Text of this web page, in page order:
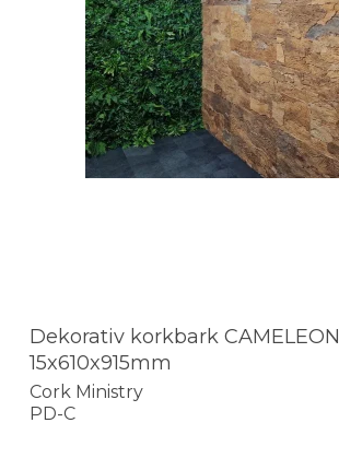
Dekorativ korkbark CAMELEON
15x610x915mm
Cork Ministry
PD-C